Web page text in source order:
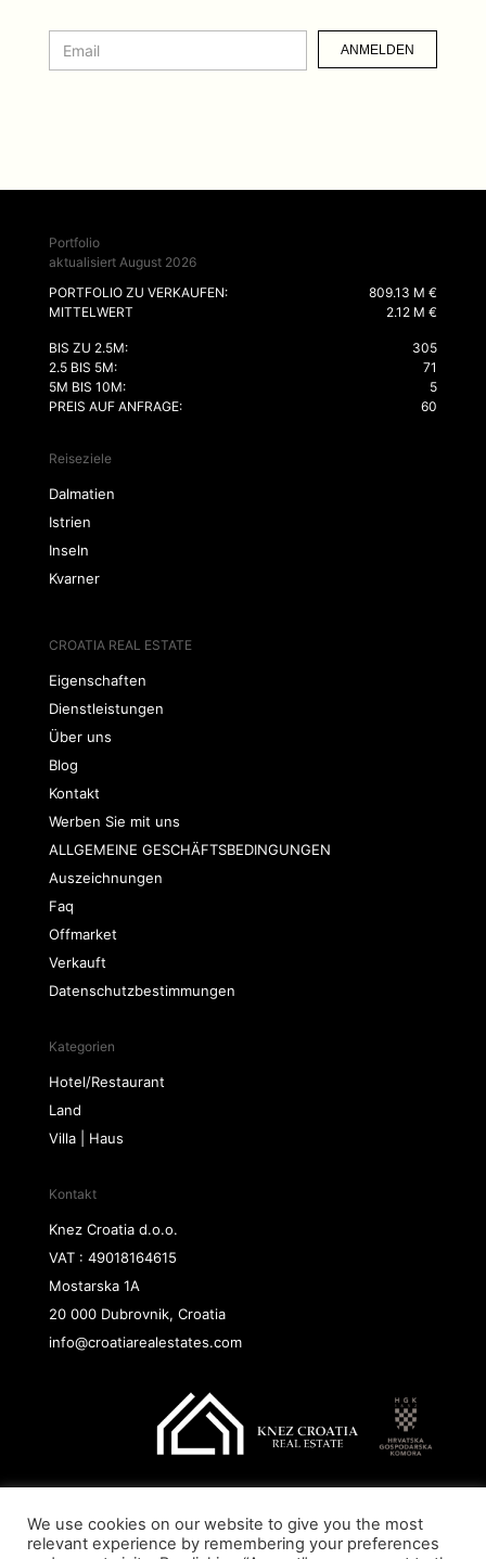
ANMELDEN
Portfolio
aktualisiert August 2026
PORTFOLIO ZU VERKAUFEN:
809.13 M €
MITTELWERT
2.12 M €
BIS ZU 2.5M:
305
2.5 BIS 5M:
71
5M BIS 10M:
5
PREIS AUF ANFRAGE:
60
Reiseziele
Dalmatien
Istrien
Inseln
Kvarner
CROATIA REAL ESTATE
Eigenschaften
Dienstleistungen
Über uns
Blog
Kontakt
Werben Sie mit uns
ALLGEMEINE GESCHÄFTSBEDINGUNGEN
Auszeichnungen
Faq
Offmarket
Verkauft
Datenschutzbestimmungen
Kategorien
Hotel/Restaurant
Land
Villa | Haus
Kontakt
Knez Croatia d.o.o.
VAT : 49018164615
Mostarska 1A
20 000 Dubrovnik, Croatia
info@croatiarealestates.com
Copyright@ 2026 Knez Croatia d.o.o.
We use cookies on our website to give you the most
relevant experience by remembering your preferences